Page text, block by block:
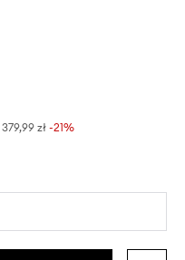
379,99 zł -21%